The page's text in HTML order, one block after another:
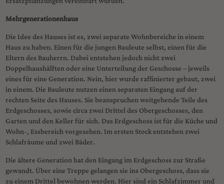
Mehrgenerationenhaus
Die Idee des Hauses ist es, zwei separate Wohnbereiche in einem
Haus zu haben. Einen für die jungen Bauleute selbst, einen für die
Eltern des Bauherrn. Dabei entstehen jedoch nicht zwei
Doppelhaushälften oder eine Unterteilung der Geschosse – jeweils
eines für eine Generation. Nein, hier wurde raffinierter gebaut, zwei
in einem. Die Bauleute nutzen einen separaten Eingang auf der
rechten Seite des Hauses. Sie beanspruchen weitgehende Teile des
Erdgeschosses, sowie circa zwei Drittel des Obergeschosses, den
Garten und den Keller für sich. Das Erdgeschoss ist für die Küche und
Wohn-, Essbereich vorgesehen. Im ersten Stock entstehen zwei
Schlafräume und zwei Bäder.
Die ältere Generation hat den Eingang im Erdgeschoss zur Straße
gewandt. Über eine Treppe gelangen sie ins Obergeschoss, dass sie
zu einem Drittel bewohnen werden. Hier sind ein Schlafzimmer und